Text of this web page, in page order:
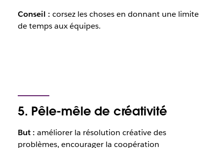
Conseil : corsez les choses en donnant une limite
de temps aux équipes.
5. Pêle-mêle de créativité
But : améliorer la résolution créative des
problèmes, encourager la coopération